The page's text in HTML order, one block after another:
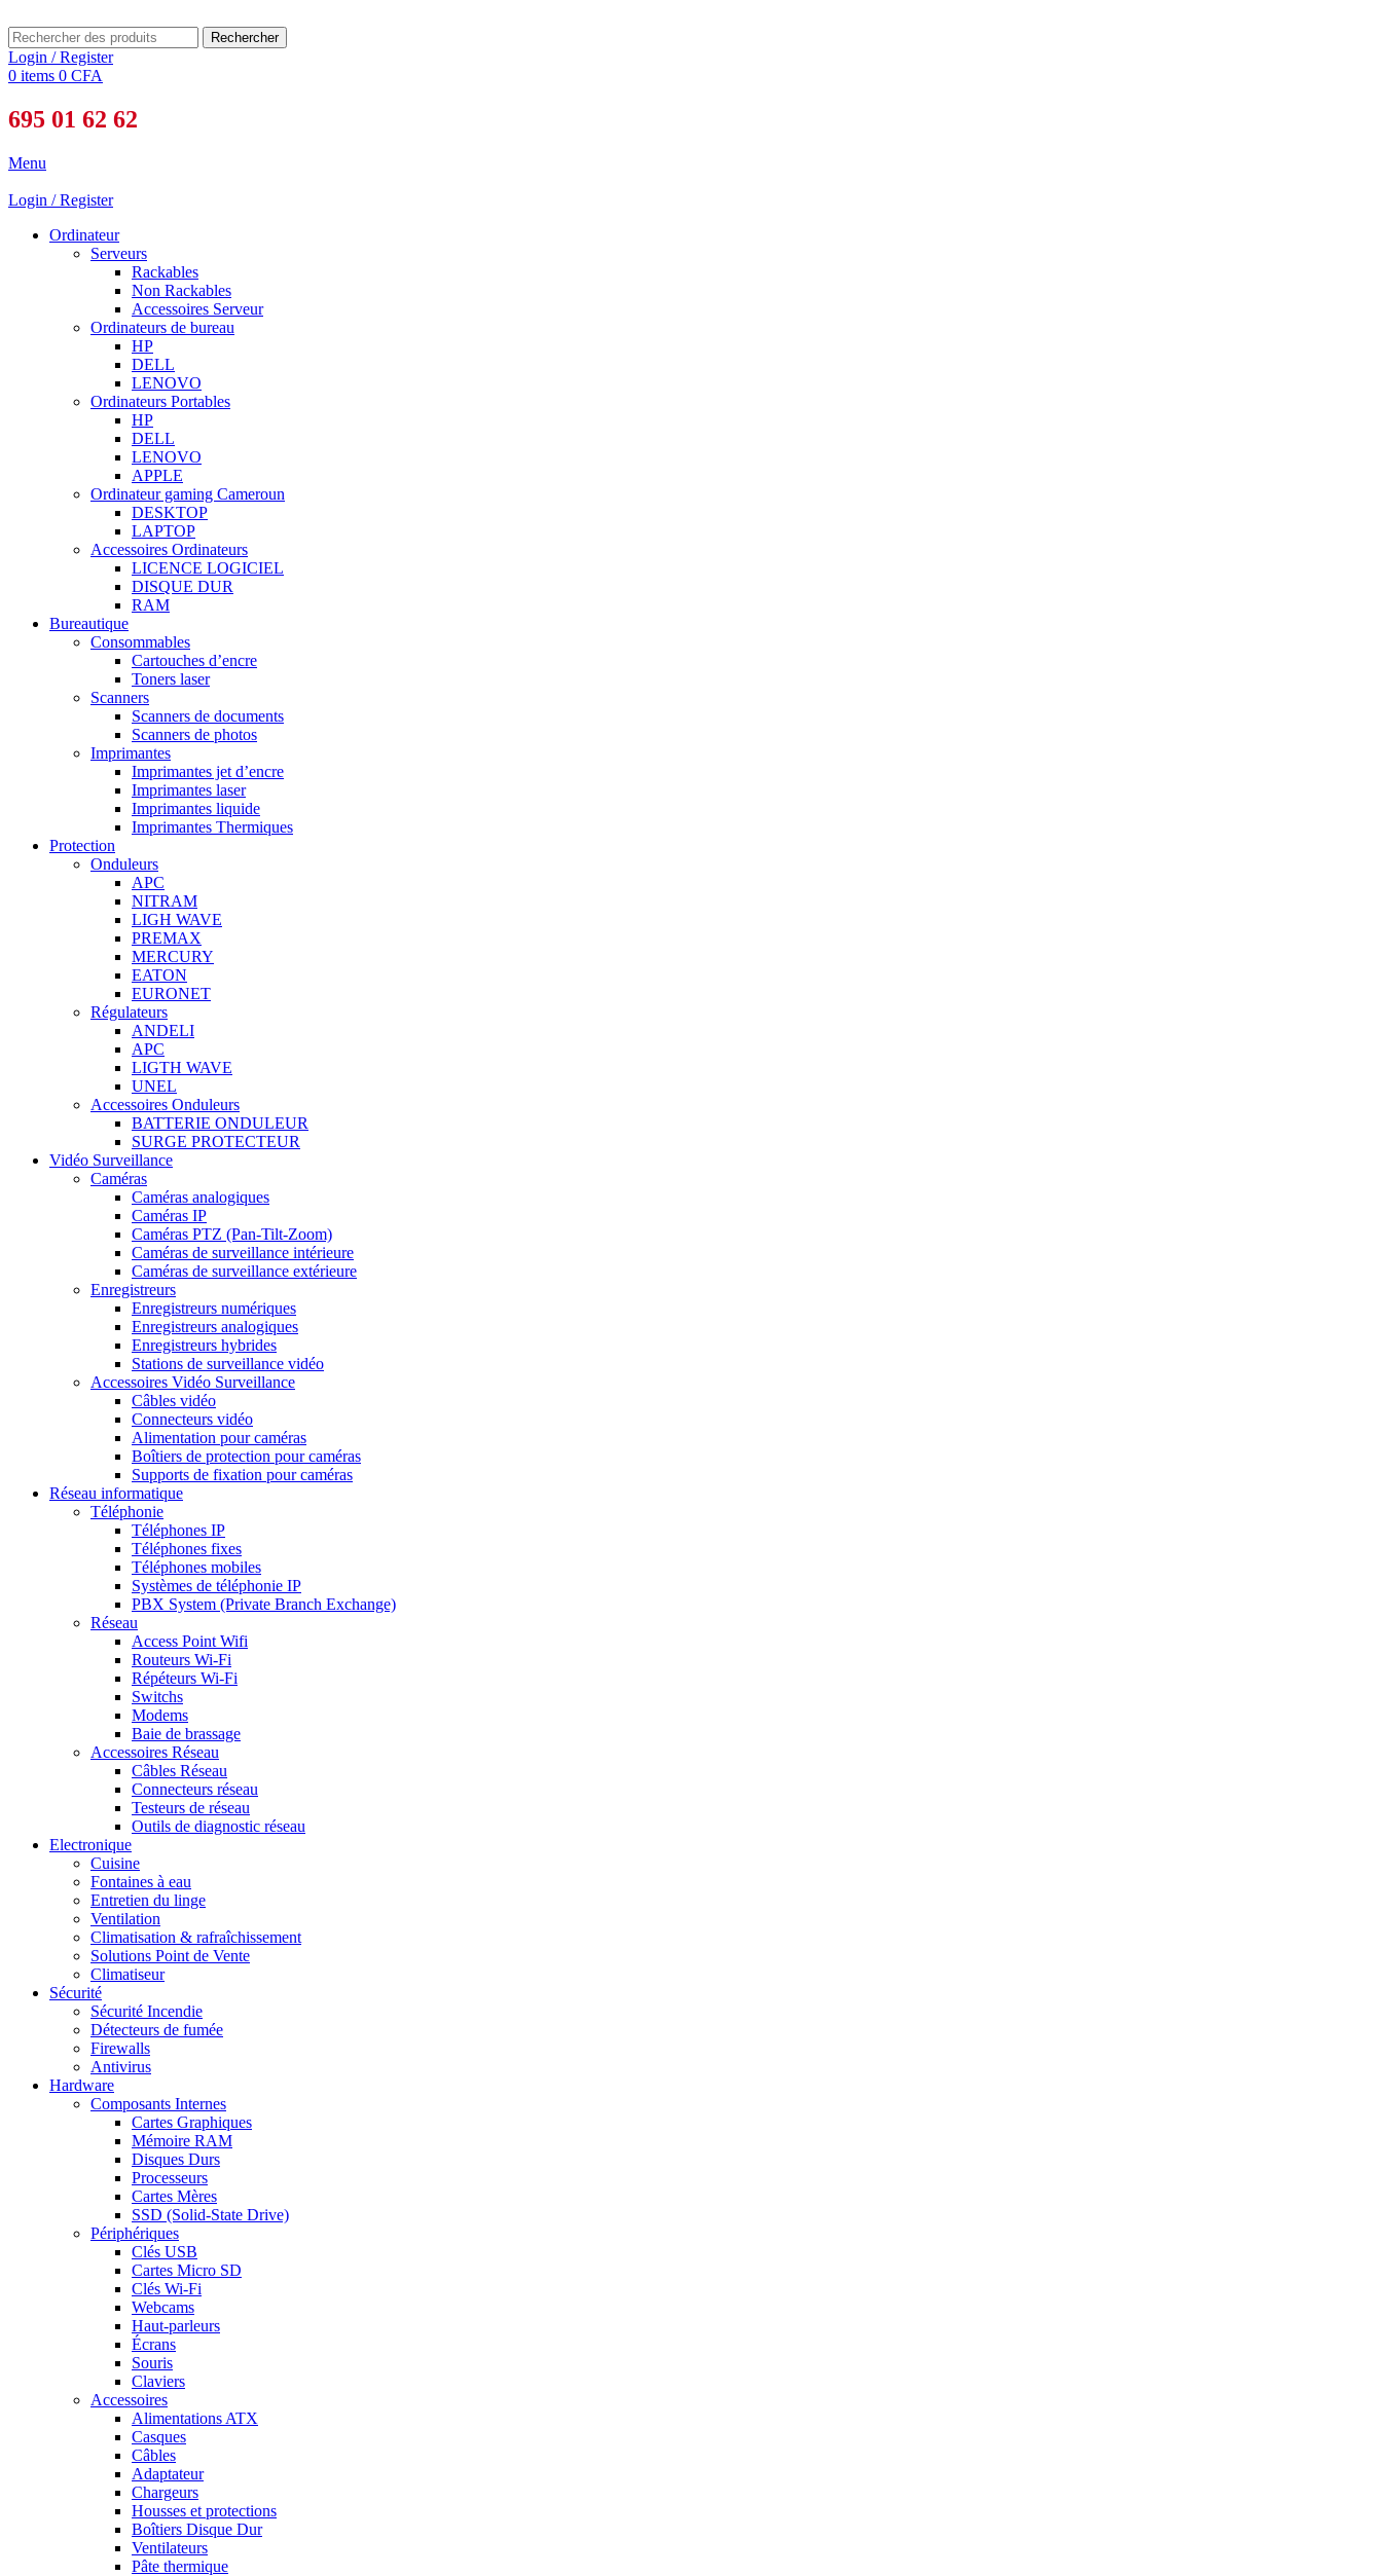
Rechercher
Login / Register
0 items 0 CFA
695 01 62 62
Menu
Login / Register
Ordinateur
Serveurs
Rackables
Non Rackables
Accessoires Serveur
Ordinateurs de bureau
HP
DELL
LENOVO
Ordinateurs Portables
HP
DELL
LENOVO
APPLE
Ordinateur gaming Cameroun
DESKTOP
LAPTOP
Accessoires Ordinateurs
LICENCE LOGICIEL
DISQUE DUR
RAM
Bureautique
Consommables
Cartouches d’encre
Toners laser
Scanners
Scanners de documents
Scanners de photos
Imprimantes
Imprimantes jet d’encre
Imprimantes laser
Imprimantes liquide
Imprimantes Thermiques
Protection
Onduleurs
APC
NITRAM
LIGH WAVE
PREMAX
MERCURY
EATON
EURONET
Régulateurs
ANDELI
APC
LIGTH WAVE
UNEL
Accessoires Onduleurs
BATTERIE ONDULEUR
SURGE PROTECTEUR
Vidéo Surveillance
Caméras
Caméras analogiques
Caméras IP
Caméras PTZ (Pan-Tilt-Zoom)
Caméras de surveillance intérieure
Caméras de surveillance extérieure
Enregistreurs
Enregistreurs numériques
Enregistreurs analogiques
Enregistreurs hybrides
Stations de surveillance vidéo
Accessoires Vidéo Surveillance
Câbles vidéo
Connecteurs vidéo
Alimentation pour caméras
Boîtiers de protection pour caméras
Supports de fixation pour caméras
Réseau informatique
Téléphonie
Téléphones IP
Téléphones fixes
Téléphones mobiles
Systèmes de téléphonie IP
PBX System (Private Branch Exchange)
Réseau
Access Point Wifi
Routeurs Wi-Fi
Répéteurs Wi-Fi
Switchs
Modems
Baie de brassage
Accessoires Réseau
Câbles Réseau
Connecteurs réseau
Testeurs de réseau
Outils de diagnostic réseau
Electronique
Cuisine
Fontaines à eau
Entretien du linge
Ventilation
Climatisation & rafraîchissement
Solutions Point de Vente
Climatiseur
Sécurité
Sécurité Incendie
Détecteurs de fumée
Firewalls
Antivirus
Hardware
Composants Internes
Cartes Graphiques
Mémoire RAM
Disques Durs
Processeurs
Cartes Mères
SSD (Solid-State Drive)
Périphériques
Clés USB
Cartes Micro SD
Clés Wi-Fi
Webcams
Haut-parleurs
Écrans
Souris
Claviers
Accessoires
Alimentations ATX
Casques
Câbles
Adaptateur
Chargeurs
Housses et protections
Boîtiers Disque Dur
Ventilateurs
Pâte thermique